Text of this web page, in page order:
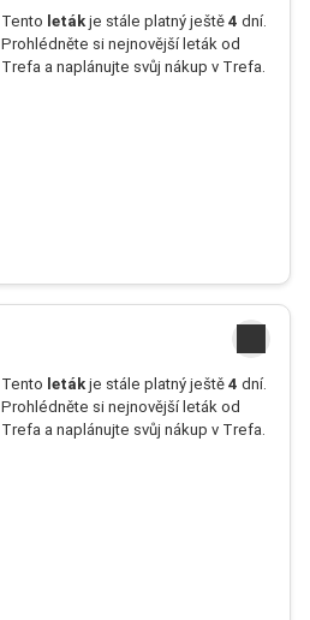
Tento letákje stále platný ještě 4 dní.
Prohlédněte si nejnovější leták od
Trefa a naplánujte svůj nákup v Trefa.
Tento letákje stále platný ještě 4 dní.
Prohlédněte si nejnovější leták od
Trefa a naplánujte svůj nákup v Trefa.